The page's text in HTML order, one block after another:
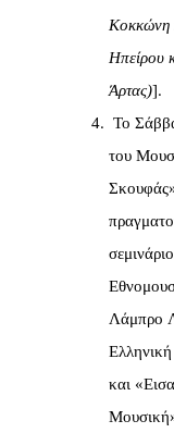
Κοκκώνη
Ηπείρου
Άρτας)].
Το
του
Λάμπρο
και